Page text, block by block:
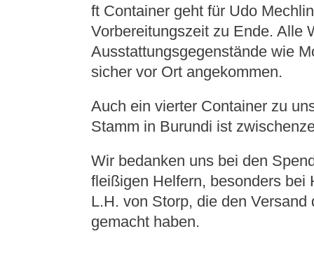
ft Container geht für Udo
Vorbereitungszeit zu Ende. Alle
Ausstattungsgegenstände wie
sicher vor Ort angekommen.
Auch ein vierter Container zu
Stamm in Burundi ist
Wir bedanken uns bei den
fleißigen Helfern, besonders bei
L.H. von Storp, die den
gemacht haben.